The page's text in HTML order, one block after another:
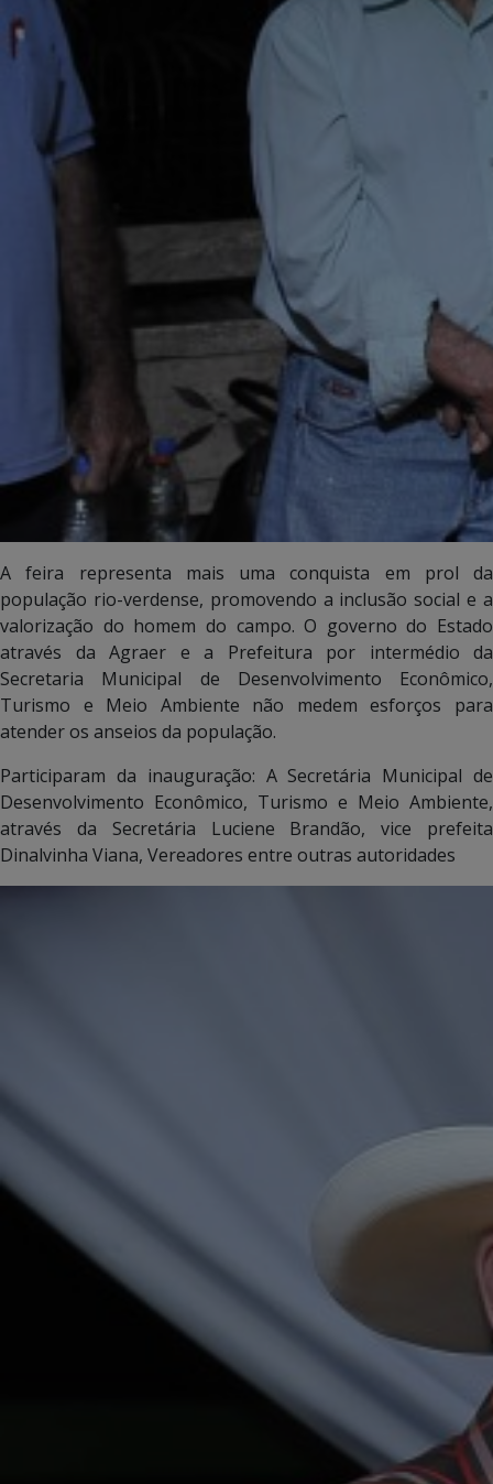
A feira representa mais uma conquista em prol da
população rio-verdense, promovendo a inclusão social e a
valorização do homem do campo. O governo do Estado
através da Agraer e a Prefeitura por intermédio da
Secretaria Municipal de Desenvolvimento Econômico,
Turismo e Meio Ambiente não medem esforços para
atender os anseios da população.
Participaram da inauguração: A Secretária Municipal de
Desenvolvimento Econômico, Turismo e Meio Ambiente,
através da Secretária Luciene Brandão, vice prefeita
Dinalvinha Viana, Vereadores entre outras autoridades